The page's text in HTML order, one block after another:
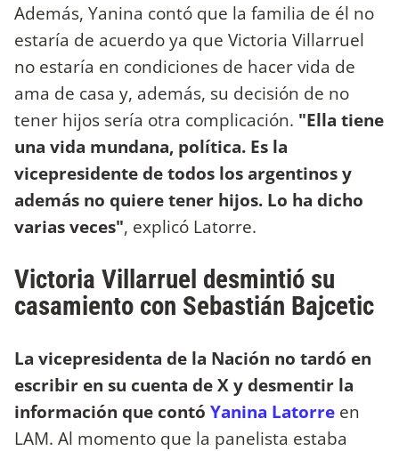
Además, Yanina contó que la familia de él no
estaría de acuerdo ya que Victoria Villarruel
no estaría en condiciones de hacer vida de
ama de casa y, además, su decisión de no
tener hijos sería otra complicación. "Ella tiene
una vida mundana, política. Es la
vicepresidente de todos los argentinos y
además no quiere tener hijos. Lo ha dicho
varias veces", explicó Latorre.
Victoria Villarruel desmintió su
casamiento con Sebastián Bajcetic
La vicepresidenta de la Nación no tardó en
escribir en su cuenta de X y desmentir la
información que contó Yanina Latorre en
LAM. Al momento que la panelista estaba